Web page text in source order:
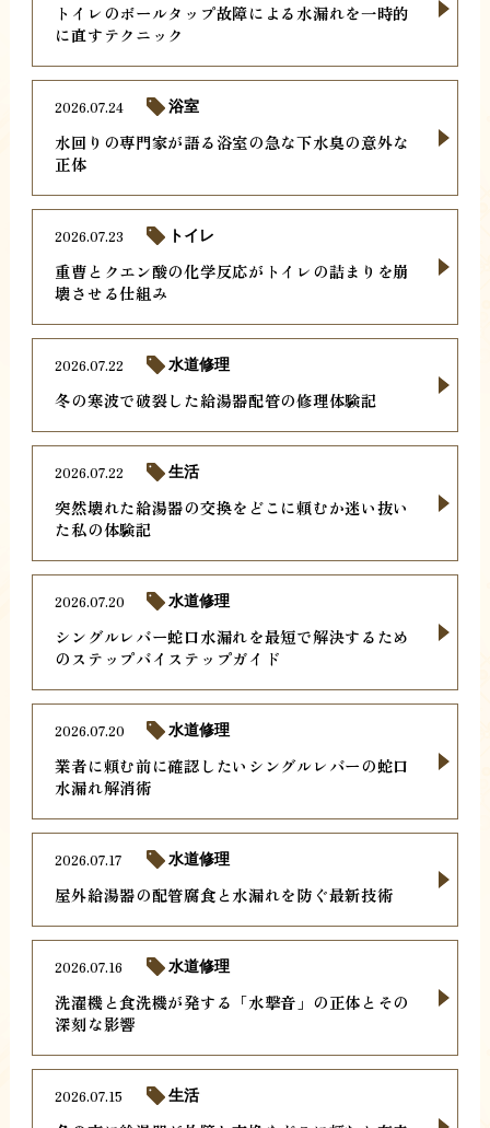
トイレのボールタップ故障による水漏れを一時的
に直すテクニック
水回りの専門家が語る浴室の急な下水臭の意外な
正体
2026.07.24 浴室
重曹とクエン酸の化学反応がトイレの詰まりを崩
壊させる仕組み
2026.07.23 トイレ
冬の寒波で破裂した給湯器配管の修理体験記
2026.07.22 水道修理
突然壊れた給湯器の交換をどこに頼むか迷い抜い
た私の体験記
2026.07.22 生活
シングルレバー蛇口水漏れを最短で解決するため
のステップバイステップガイド
2026.07.20 水道修理
業者に頼む前に確認したいシングルレバーの蛇口
水漏れ解消術
2026.07.20 水道修理
屋外給湯器の配管腐食と水漏れを防ぐ最新技術
2026.07.17 水道修理
洗濯機と食洗機が発する「水撃音」の正体とその
深刻な影響
2026.07.16 水道修理
2026.07.15 生活